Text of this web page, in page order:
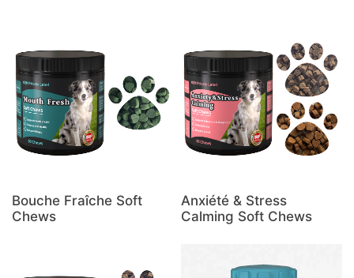
Bouche Fraîche Soft
Chews
Anxiété & Stress
Calming Soft Chews